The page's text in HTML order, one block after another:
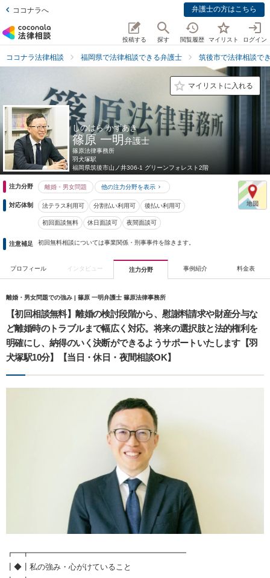
ココナラへ 弁護士の方はこちら
投稿する 探す 閲覧履歴 マイリスト ログイン
ココナラ法律相談 福岡県で法律相談できる弁護士 筑後市で法律相談で
マイリストに入れる
しのはら かずあき
篠原 一明弁護士
篠原法律事務所
羽犬塚駅
福岡県筑後市山ノ井306-1 グリーンフォレスト2階
注力分野 離婚・男女問題 他の注力分野を表示
対応体制 法テラス利用可 分割払い利用可 後払い利用可
初回面談無料 休日面談可 夜間面談可
注意補足 初回無料相談については事業関係・刑事事件を除きます。
プロフィール インタビュー 注力分野 事例紹介 料金表
離婚・男女問題での強み | 篠原 一明弁護士 篠原法律事務所
【初回相談無料】離婚の検討段階から、慰謝料請求や財産分与な
ど離婚時のトラブルまで幅広く対応。将来の選択肢と法的権利を
明確にし、納得のいく決断ができるようサポートいたします【羽
犬塚駅10分】【当日・休日・夜間相談OK】
┏━┳━━━━━━━━━━━━━━━━━━━━
┃◆┃私の強み・心がけていること